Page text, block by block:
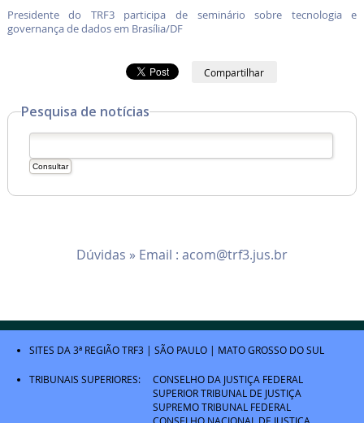
Presidente do TRF3 participa de seminário sobre tecnologia e
governança de dados em Brasília/DF
Compartilhar
Pesquisa de notícias
Dúvidas » Email : acom@trf3.jus.br
SITES DA 3ª REGIÃOTRF3 | SÃO PAULO | MATO GROSSO DO SUL
TRIBUNAIS SUPERIORES:
CONSELHO DA JUSTIÇA FEDERAL
SUPERIOR TRIBUNAL DE JUSTIÇA
SUPREMO TRIBUNAL FEDERAL